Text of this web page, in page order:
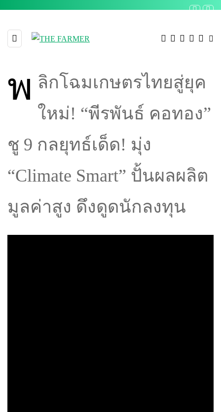
พ ลิกโฉมเกษตรไทยสู่ยุค
ใหม่! “พีรพันธ์ คอทอง”
ชู 9 กลยุทธ์เด็ด! มุ่ง
“Climate Smart” ปั้นผลผลิต
มูลค่าสูง ดึงดูดนักลงทุน